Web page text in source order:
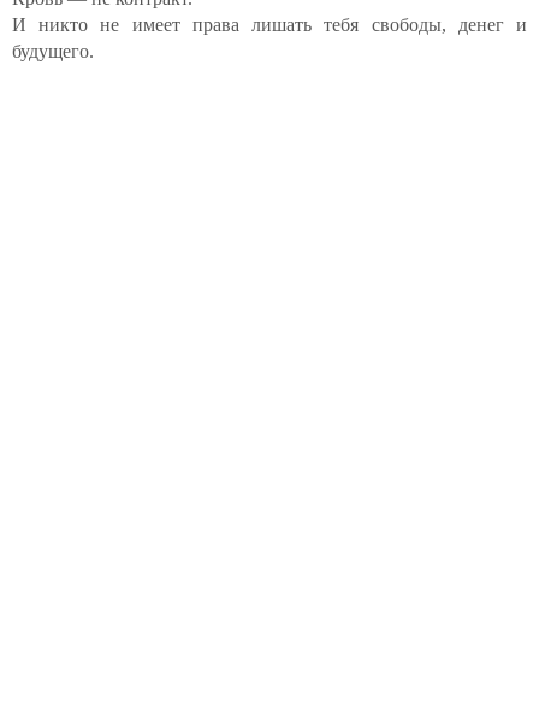
И никто не имеет права лишать тебя свободы, денег и
будущего.